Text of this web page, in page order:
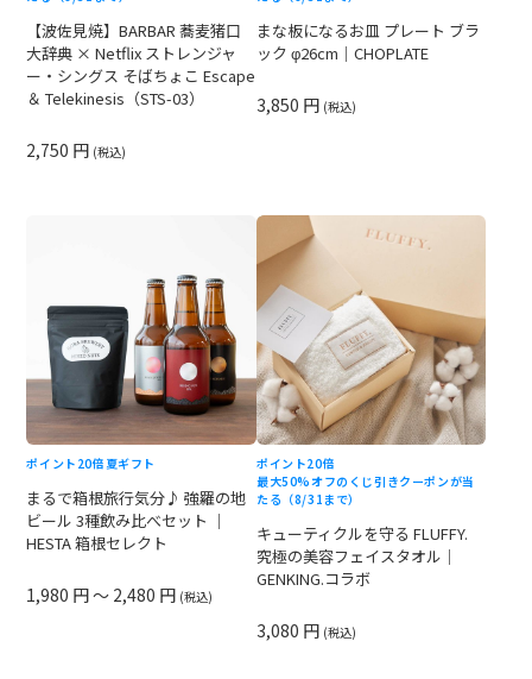
【波佐見焼】BARBAR 蕎麦猪口
大辞典 × Netflix ストレンジャ
ー・シングス そばちょこ Escape
＆ Telekinesis（STS-03）
2,750 円 (税込)
まな板になるお皿 プレート ブラ
ック φ26cm｜CHOPLATE
3,850 円 (税込)
ポイント20倍 夏ギフト
まるで箱根旅行気分♪ 強羅の地
ビール 3種飲み比べセット ｜
HESTA 箱根セレクト
1,980 円 ～ 2,480 円 (税込)
ポイント20倍
最大50%オフのくじ引きクーポンが当
たる（8/31まで）
キューティクルを守る FLUFFY.
究極の美容フェイスタオル｜
GENKING.コラボ
3,080 円 (税込)